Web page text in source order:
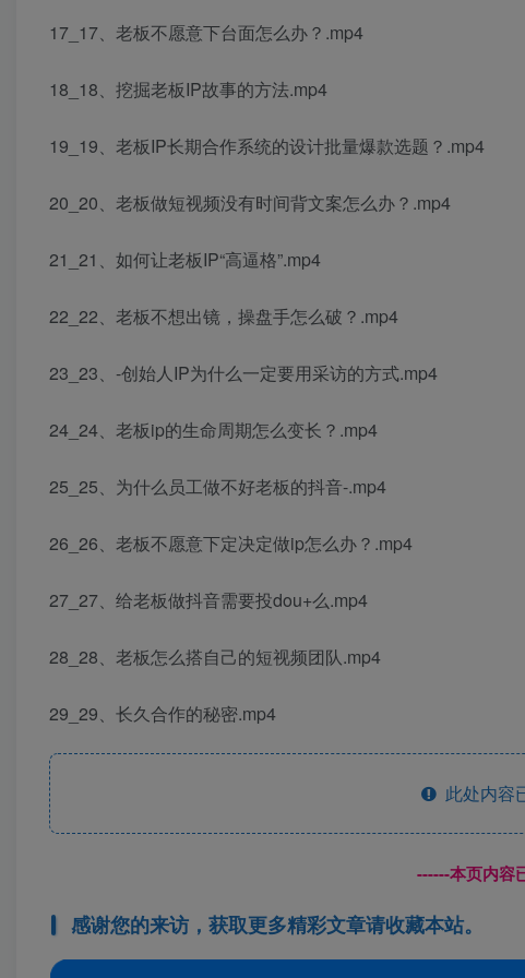
17_17、老板不愿意下台面怎么办？.mp4
18_18、挖掘老板IP故事的方法.mp4
19_19、老板IP长期合作系统的设计批量爆款选题？.mp4
20_20、老板做短视频没有时间背文案怎么办？.mp4
21_21、如何让老板IP“高逼格”.mp4
22_22、老板不想出镜，操盘手怎么破？.mp4
23_23、-创始人IP为什么一定要用采访的方式.mp4
24_24、老板ip的生命周期怎么变长？.mp4
25_25、为什么员工做不好老板的抖音-.mp4
26_26、老板不愿意下定决定做ip怎么办？.mp4
27_27、给老板做抖音需要投dou+么.mp4
28_28、老板怎么搭自己的短视频团队.mp4
29_29、长久合作的秘密.mp4
此处内容
------本页内容
感谢您的来访，获取更多精彩文章请收藏本站。